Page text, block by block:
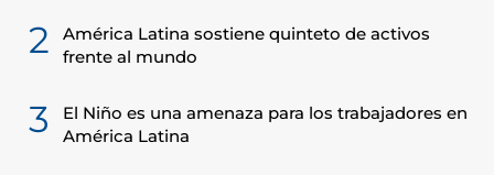
2
América Latina sostiene quinteto de activos
frente al mundo
3
El Niño es una amenaza para los trabajadores en
América Latina